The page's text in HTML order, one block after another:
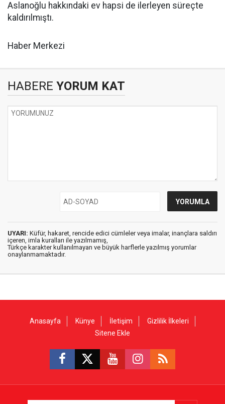
Aslanoğlu hakkındaki ev hapsi de ilerleyen süreçte
kaldırılmıştı.
Haber Merkezi
HABERE YORUM KAT
UYARI: Küfür, hakaret, rencide edici cümleler veya imalar, inançlara saldırı
içeren, imla kuralları ile yazılmamış,
Türkçe karakter kullanılmayan ve büyük harflerle yazılmış yorumlar
onaylanmamaktadır.
Anasayfa Künye İletişim
Gizlilik İlkeleri
Sitene Ekle